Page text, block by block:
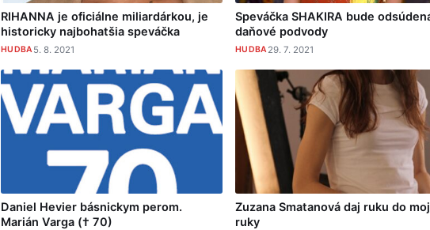
RIHANNA je oficiálne miliardárkou, je
historicky najbohatšia speváčka
HUDBA 5. 8. 2021
Speváčka SHAKIRA bude
daňové podvody
HUDBA 29. 7. 2021
Daniel Hevier básnickym perom.
Marián Varga († 70)
Zuzana Smatanová daj ruku do
ruky